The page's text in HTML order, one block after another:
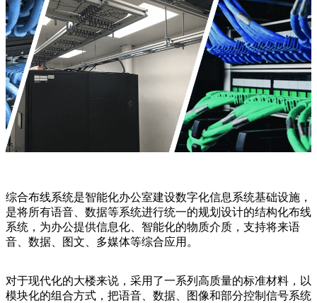
综合布线系统是智能化办公室建设数字化信息系统基础设施，
是将所有语音、数据等系统进行统一的规划设计的结构化布线
系统，为办公提供信息化、智能化的物质介质，支持将来语
音、数据、图文、多媒体等综合应用。
对于现代化的大楼来说，采用了一系列高质量的标准材料，以
模块化的组合方式，把语音、数据、图像和部分控制信号系统